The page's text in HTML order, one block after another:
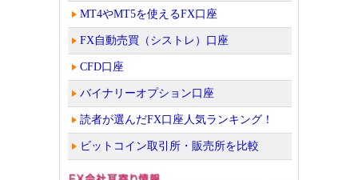
MT4やMT5を使えるFX口座
FX自動売買（シストレ）口座
CFD口座
バイナリーオプション口座
読者が選んだFX口座人気ランキング！
ビットコイン取引所・販売所を比較